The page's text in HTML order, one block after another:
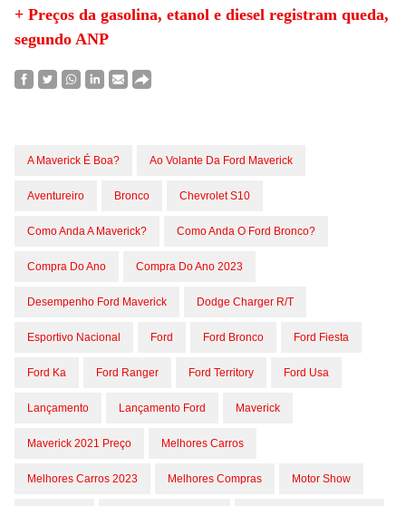
+ Preços da gasolina, etanol e diesel registram queda,
segundo ANP
A Maverick É Boa? Ao Volante Da Ford Maverick
Aventureiro Bronco Chevrolet S10
Como Anda A Maverick? Como Anda O Ford Bronco?
Compra Do Ano Compra Do Ano 2023
Desempenho Ford Maverick Dodge Charger R/T
Esportivo Nacional Ford Ford Bronco Ford Fiesta
Ford Ka Ford Ranger Ford Territory Ford Usa
Lançamento Lançamento Ford Maverick
Maverick 2021 Preço Melhores Carros
Melhores Carros 2023 Melhores Compras Motor Show